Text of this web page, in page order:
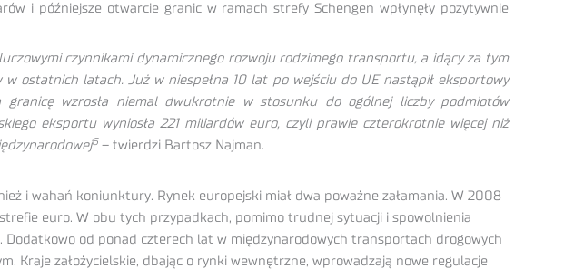
i późniejsze otwarcie granic w ramach strefy Schengen wpłynęły pozytywnie
czynnikami dynamicznego rozwoju rodzimego transportu, a idący za tym
ostatnich latach. Już w niespełna 10 lat po wejściu do UE nastąpił eksportowy
wzrosła niemal dwukrotnie w stosunku do ogólnej liczby podmiotów
eksportu wyniosła 221 miliardów euro, czyli prawie czterokrotnie więcej niż
6 – twierdzi Bartosz Najman.
i wahań koniunktury. Rynek europejski miał dwa poważne załamania. W 2008
euro. W obu tych przypadkach, pomimo trudnej sytuacji i spowolnienia
Dodatkowo od ponad czterech lat w międzynarodowych transportach drogowych
Kraje założycielskie, dbając o rynki wewnętrzne, wprowadzają nowe regulacje